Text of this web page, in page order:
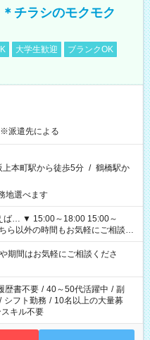
チラシのモクモク
大学生歓迎
ブランクOK
派遣先による
上本町駅から徒歩5分 / 鶴橋駅か
地選べます
間はお気軽にご相談くださ
歴書不要 / 40～50代活躍中 / 副
/ シフト勤務 / 10名以上の大量募
キル不要